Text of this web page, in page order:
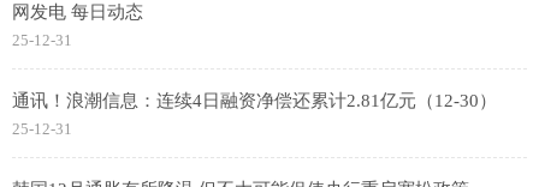
网发电 每日动态
25-12-31
通讯！浪潮信息：连续4日融资净偿还累计2.81亿元（12-30）
25-12-31